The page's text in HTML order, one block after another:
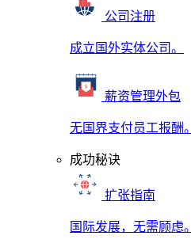
公司注册
成立国外实体公司。
薪资管理外包
无国界支付员工报酬。
成功秘诀
扩张指南
国际发展，无需顾虑。